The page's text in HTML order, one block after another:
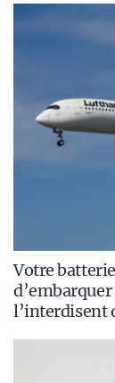
Votre
l’interdisent